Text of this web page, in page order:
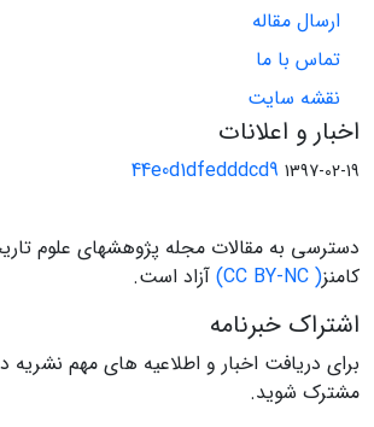
ارسال مقاله
تماس با ما
نقشه سایت
اخبار و اعلانات
44e0d1dfedddcd9 1397-02-19
دسترسی به مقالات مجله پژوهشهای علوم
کامنز( CC BY-NC) آزاد است.
اشتراک خبرنامه
برای دریافت اخبار و اطلاعیه های مهم نشریه
مشترک شوید.